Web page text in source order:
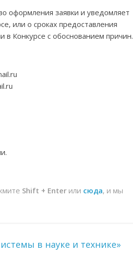
оформления заявки и уведомляет
или о сроках предоставления
Конкурсе с обоснованием причин.
Shift + Enter или сюда, и мы
в науке и технике»